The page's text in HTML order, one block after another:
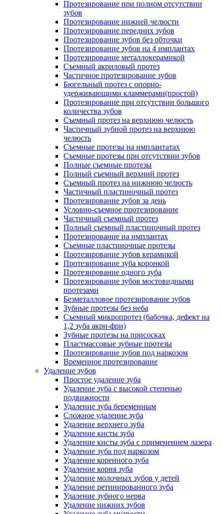
Протезирование при полном отсутствии
зубов
Протезирование нижней челюсти
Протезирование передних зубов
Протезирование зубов без обточки
Протезирование зубов на 4 имплантах
Протезирование металлокерамикой
Съемный акриловый протез
Частичное протезирование зубов
Бюгельный протез с опорно-
удерживающими кламмерами(простой)
Протезирование при отсутствии большого
количества зубов
Съемный протез на верхнюю челюсть
Частичный зубной протез на верхнюю
челюсть
Съемные протезы на имплантатах
Съемные протезы при отсутствии зубов
Полные съемные протезы
Полный съемный верхний протез
Съемный протез на нижнюю челюсть
Частичный пластиночный протез
Протезирование зубов за день
Условно-съемное протезирование
Частичный съемный протез
Полный съемный пластиночный протез
Протезирование на имплантах
Съемные пластиночные протезы
Протезирование зубов керамикой
Протезирование зуба коронкой
Протезирование одного зуба
Протезирование зубов мостовидными
протезами
Безметалловое протезирование зубов
Зубные протезы без неба
Съемный микропротез (бабочка, дефект на
1,2 зуба акри-фри)
Зубные протезы на присосках
Пластмассовые зубные протезы
Протезирование зубов под наркозом
Временное протезирование
Удаление зубов
Простое удаление зуба
Удаление зуба с высокой степенью
подвижности
Удаление зуба беременным
Сложное удаление зуба
Удаление верхнего зуба
Удаление кисты зуба
Удаление кисты зуба с применением лазера
Удаление зуба под наркозом
Удаление коренного зуба
Удаление корня зуба
Удаление молочных зубов у детей
Удаление ретинированного зуба
Удаление зубного нерва
Удаление нижних зубов